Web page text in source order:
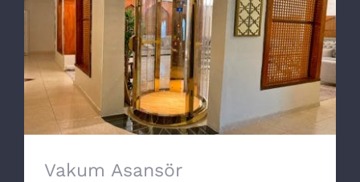
Vakum Asansör
Vakum Asansör